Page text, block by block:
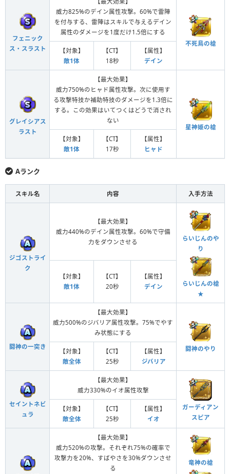
フェニック
ス・スラスト
威力825%のデイン属性攻撃。60%で雷陣
を付与する、雷陣はスキルで与えるデイン
属性のダメージを1度だけ1.5倍にする
不死鳥の槍
【対象】
敵1体
【CT】
18秒
【属性】
デイン
グレイシアス
ラスト
【最大効果】
威力750%のヒャド属性攻撃。次に使用す
る攻撃特技か補助特技のダメージを1.3倍に
する。この効果はいてつくはどうで消され
ない
星神姫の槍
【対象】
敵1体
【CT】
17秒
【属性】
ヒャド
Aランク
スキル名 内容 入手方法
ジゴストライ
ク
【最大効果】
威力440%のデイン属性攻撃。60%で守備
力をダウンさせる
らいじんのや
り
らいじんの槍
★
【対象】
敵1体
【CT】
20秒
【属性】
デイン
闘神の一突き
【最大効果】
威力500%のジバリア属性攻撃。75%でやす
み状態にする
闘神のやり
【対象】
敵全体
【CT】
25秒
【属性】
ジバリア
セイントネビ
ュラ
【最大効果】
威力330%のイオ属性攻撃
ガーディアン
スピア
【対象】
敵全体
【CT】
25秒
【属性】
イオ
【最大効果】
威力520%の攻撃。それぞれ75%の確率で
攻撃力を20%、すばやさを30%ダウンさせ
る
竜神の槍